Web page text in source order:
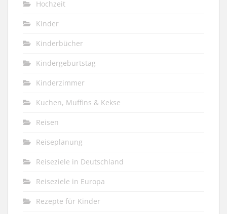
Hochzeit
Kinder
Kinderbücher
Kindergeburtstag
Kinderzimmer
Kuchen, Muffins & Kekse
Reisen
Reiseplanung
Reiseziele in Deutschland
Reiseziele in Europa
Rezepte für Kinder